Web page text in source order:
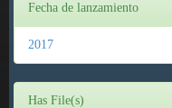
Fecha de lanzamiento
2017
Has File(s)